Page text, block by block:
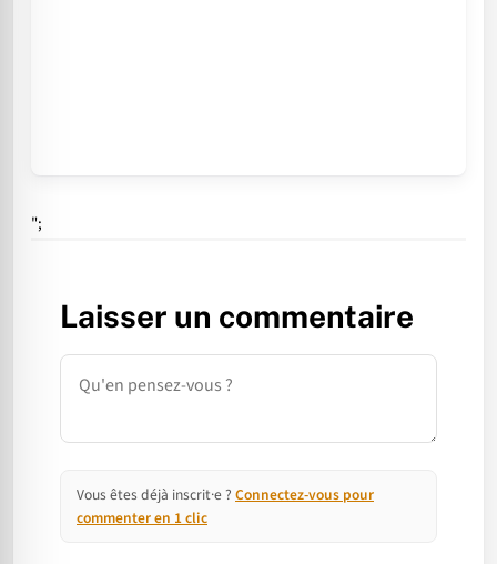
";
Laisser un commentaire
Commentaire
Vous êtes déjà inscrit·e ? Connectez-vous pour
commenter en 1 clic